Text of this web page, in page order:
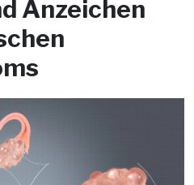
Anzeichen